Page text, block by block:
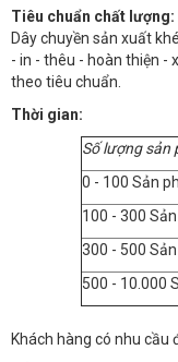
Tiêu chuẩn chất lượng:
Dây chuyền sản xuất
- in - thêu - hoàn thiện
theo tiêu chuẩn.
Thời gian:
Số lượng sản
0 - 100 Sản
100 - 300
300 - 500
500 - 10.000
Khách hàng có nhu cầu